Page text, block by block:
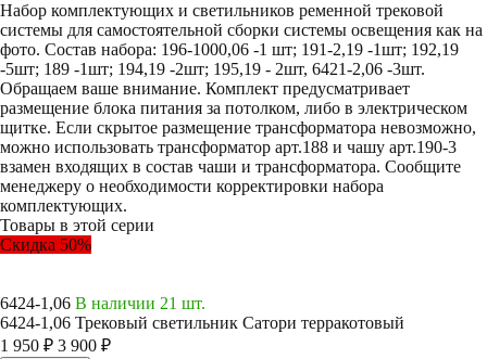
Набор комплектующих и светильников ременной трековой
системы для самостоятельной сборки системы освещения как на
фото. Состав набора: 196-1000,06 -1 шт; 191-2,19 -1шт; 192,19
-5шт; 189 -1шт; 194,19 -2шт; 195,19 - 2шт, 6421-2,06 -3шт.
Обращаем ваше внимание. Комплект предусматривает
размещение блока питания за потолком, либо в электрическом
щитке. Если скрытое размещение трансформатора невозможно,
можно использовать трансформатор арт.188 и чашу арт.190-3
взамен входящих в состав чаши и трансформатора. Сообщите
менеджеру о необходимости корректировки набора
комплектующих.
Товары в этой серии
Скидка 50%
6424-1,06 В наличии 21 шт.
6424-1,06 Трековый светильник Сатори терракотовый
1 950 ₽ 3 900 ₽